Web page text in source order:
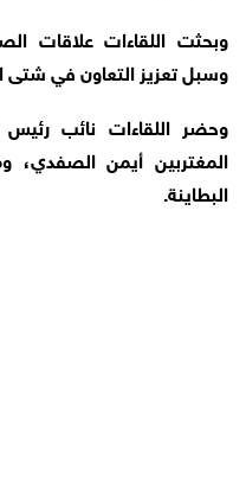
وبحثت اللقاءات علاقات
وسبل تعزيز التعاون في شتى
وحضر اللقاءات نائب رئيس
المغتربين أيمن الصفدي،
البطاينة.